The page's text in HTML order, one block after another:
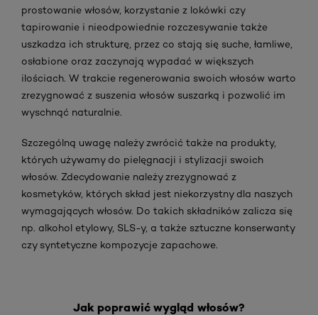
prostowanie włosów, korzystanie z lokówki czy
tapirowanie i nieodpowiednie rozczesywanie także
uszkadza ich strukturę, przez co stają się suche, łamliwe,
osłabione oraz zaczynają wypadać w większych
ilościach. W trakcie regenerowania swoich włosów warto
zrezygnować z suszenia włosów suszarką i pozwolić im
wyschnąć naturalnie.
Szczególną uwagę należy zwrócić także na produkty,
których używamy do pielęgnacji i stylizacji swoich
włosów. Zdecydowanie należy zrezygnować z
kosmetyków, których skład jest niekorzystny dla naszych
wymagających włosów. Do takich składników zalicza się
np. alkohol etylowy, SLS-y, a także sztuczne konserwanty
czy syntetyczne kompozycje zapachowe.
Jak poprawić wygląd włosów?